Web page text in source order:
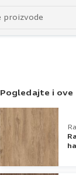
Pogledajte i ove